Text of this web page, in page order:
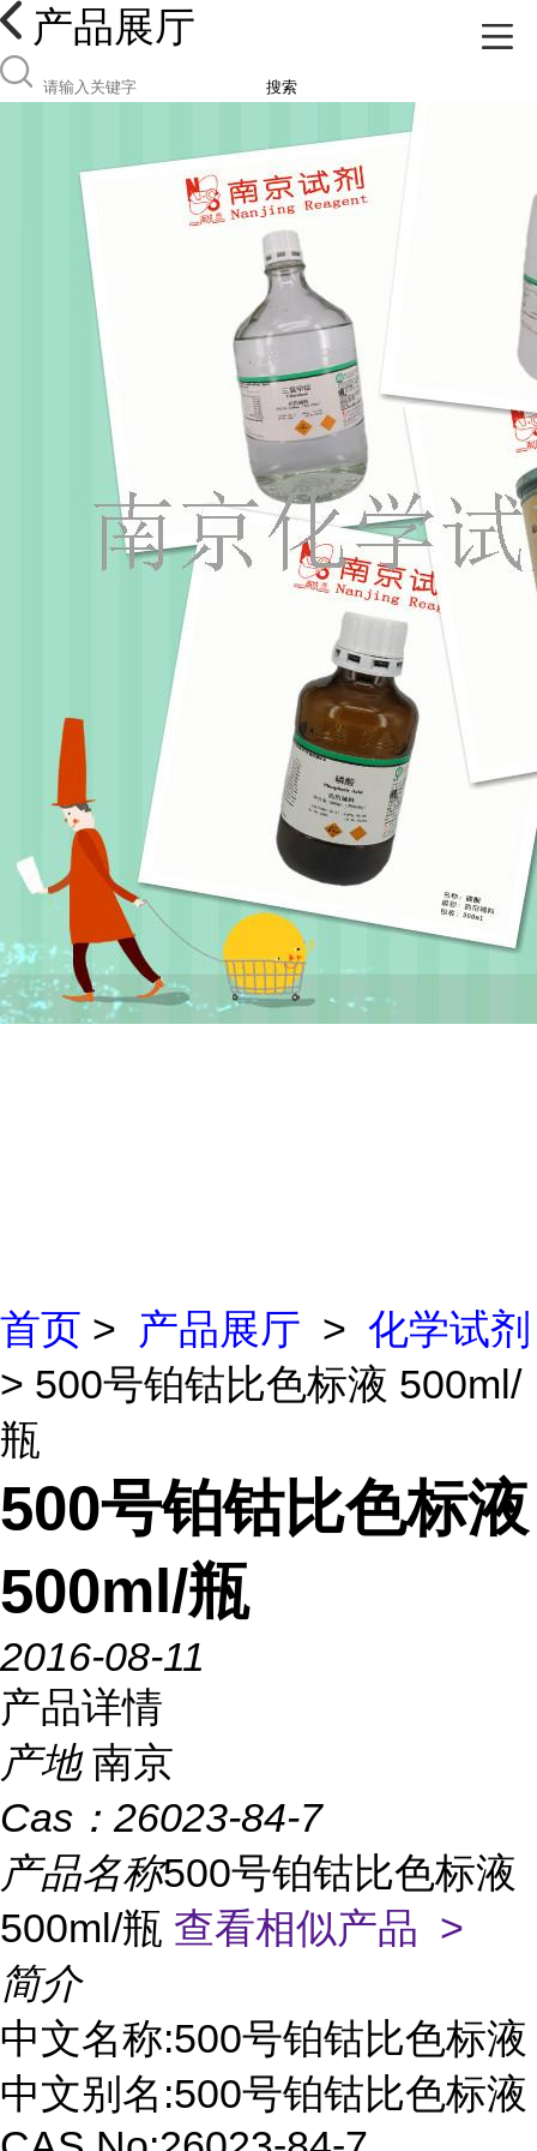
产品展厅
搜索
首页 > 产品展厅 > 化学试剂
> 500号铂钴比色标液 500ml/
瓶
500号铂钴比色标液
500ml/瓶
2016-08-11
产品详情
产地 南京
Cas： 26023-84-7
产品名称500号铂钴比色标液
500ml/瓶 查看相似产品 >
简介
中文名称:500号铂钴比色标液
中文别名:500号铂钴比色标液